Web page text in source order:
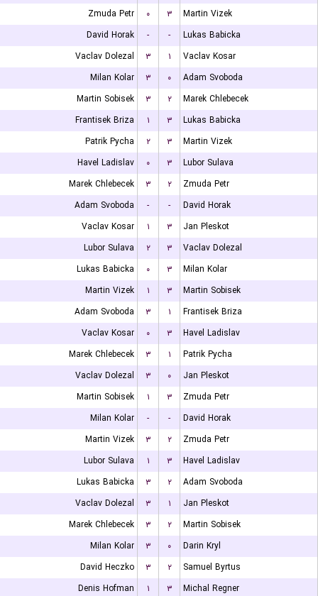
Zmuda Petr
۰ ۳
Martin Vizek
David Horak
- -
Lukas Babicka
Vaclav Dolezal
۳ ۱
Vaclav Kosar
Milan Kolar
۳ ۰
Adam Svoboda
Martin Sobisek
۳ ۲
Marek Chlebecek
Frantisek Briza
۱ ۳
Lukas Babicka
Patrik Pycha
۲ ۳
Martin Vizek
Havel Ladislav
۰ ۳
Lubor Sulava
Marek Chlebecek
۳ ۲
Zmuda Petr
Adam Svoboda
- -
David Horak
Vaclav Kosar
۱ ۳
Jan Pleskot
Lubor Sulava
۲ ۳
Vaclav Dolezal
Lukas Babicka
۰ ۳
Milan Kolar
Martin Vizek
۱ ۳
Martin Sobisek
Adam Svoboda
۳ ۱
Frantisek Briza
Vaclav Kosar
۰ ۳
Havel Ladislav
Marek Chlebecek
۳ ۱
Patrik Pycha
Vaclav Dolezal
۳ ۰
Jan Pleskot
Martin Sobisek
۱ ۳
Zmuda Petr
Milan Kolar
- -
David Horak
Martin Vizek
۳ ۲
Zmuda Petr
Lubor Sulava
۱ ۳
Havel Ladislav
Lukas Babicka
۳ ۲
Adam Svoboda
Vaclav Dolezal
۳ ۱
Jan Pleskot
Marek Chlebecek
۳ ۲
Martin Sobisek
Milan Kolar
۳ ۰
Darin Kryl
David Heczko
۳ ۲
Samuel Byrtus
Denis Hofman
۱ ۳
Michal Regner